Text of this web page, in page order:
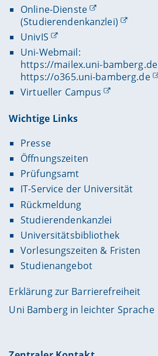
Online-Dienste
(Studierendenkanzlei)
UnivIS
Uni-Webmail:
https://mailex.uni-bamberg.de
https://o365.uni-bamberg.de
Virtueller Campus
Wichtige Links
Presse
Öffnungszeiten
Prüfungsamt
IT-Service der Universität
Rückmeldung
Studierendenkanzlei
Universitätsbibliothek
Vorlesungszeiten & Fristen
Studienangebot
Erklärung zur Barrierefreiheit
Uni Bamberg in leichter Sprache